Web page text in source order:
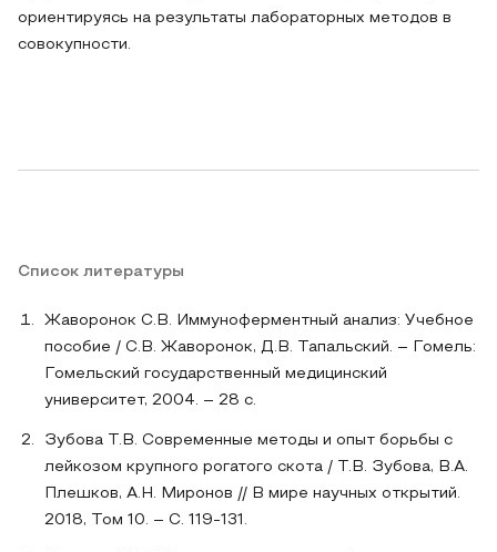
ориентируясь на результаты лабораторных методов в
совокупности.
Список литературы
Жаворонок С.В. Иммуноферментный анализ: Учебное
пособие / С.В. Жаворонок, Д.В. Тапальский. – Гомель:
Гомельский государственный медицинский
университет, 2004. – 28 с.
Зубова Т.В. Современные методы и опыт борьбы с
лейкозом крупного рогатого скота / Т.В. Зубова, В.А.
Плешков, А.Н. Миронов // В мире научных открытий.
2018, Том 10. – С. 119-131.